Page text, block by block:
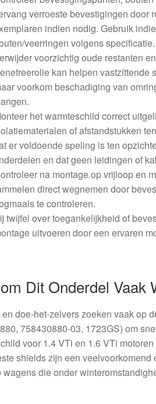
verroeste bevestigingen door
indien nodig. Gebruik
veerringen volgens specificatie.
voorzichtig oude restanten
kan helpen vastzittende
voorkom beschadiging van
het warmteschild correct
of afstandstukken
er voldoende speling is ten
en dat geen leidingen of
na montage op vrijloop en
direct wegnemen door
te controleren.
twijfel over toegankelijkheid of
uitvoeren door een ervaren
Dit Onderdel Vaak
doe-het-zelvers zoeken vaak op
758430880-03, 1723GS) om
voor 1.4 VTi en 1.6 VTi
shields zijn een veelvoorkomend
wagens die onder